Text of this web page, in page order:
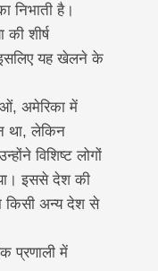
निभाती है।
शीर्ष
इसलिए यह खेलने के
अमेरिका में
था, लेकिन
विशिष्ट लोगों
इससे देश की
किसी अन्य देश से
प्रणाली में